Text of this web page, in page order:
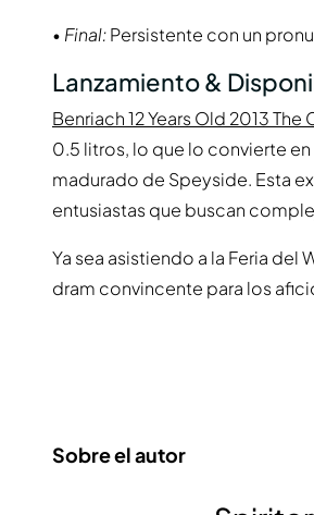
• Final:Persistente con un
Lanzamiento &
Benriach 12 Years Old 2013
0.5 litros, lo que lo convierte
madurado de Speyside. Esta
entusiastas que buscan
Ya sea asistiendo a la Feria del
dram convincente para los
Sobre el autor